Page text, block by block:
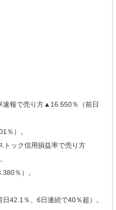
速報で売り方▲16.550％（前日
％）。
トック信用損益率で売り方
％）。
日42.1％、6日連続で40％超）。